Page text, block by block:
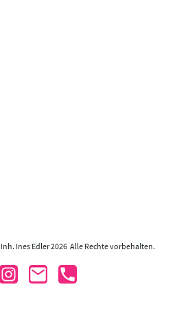
Ines Edler 2026 Alle Rechte vorbehalten.